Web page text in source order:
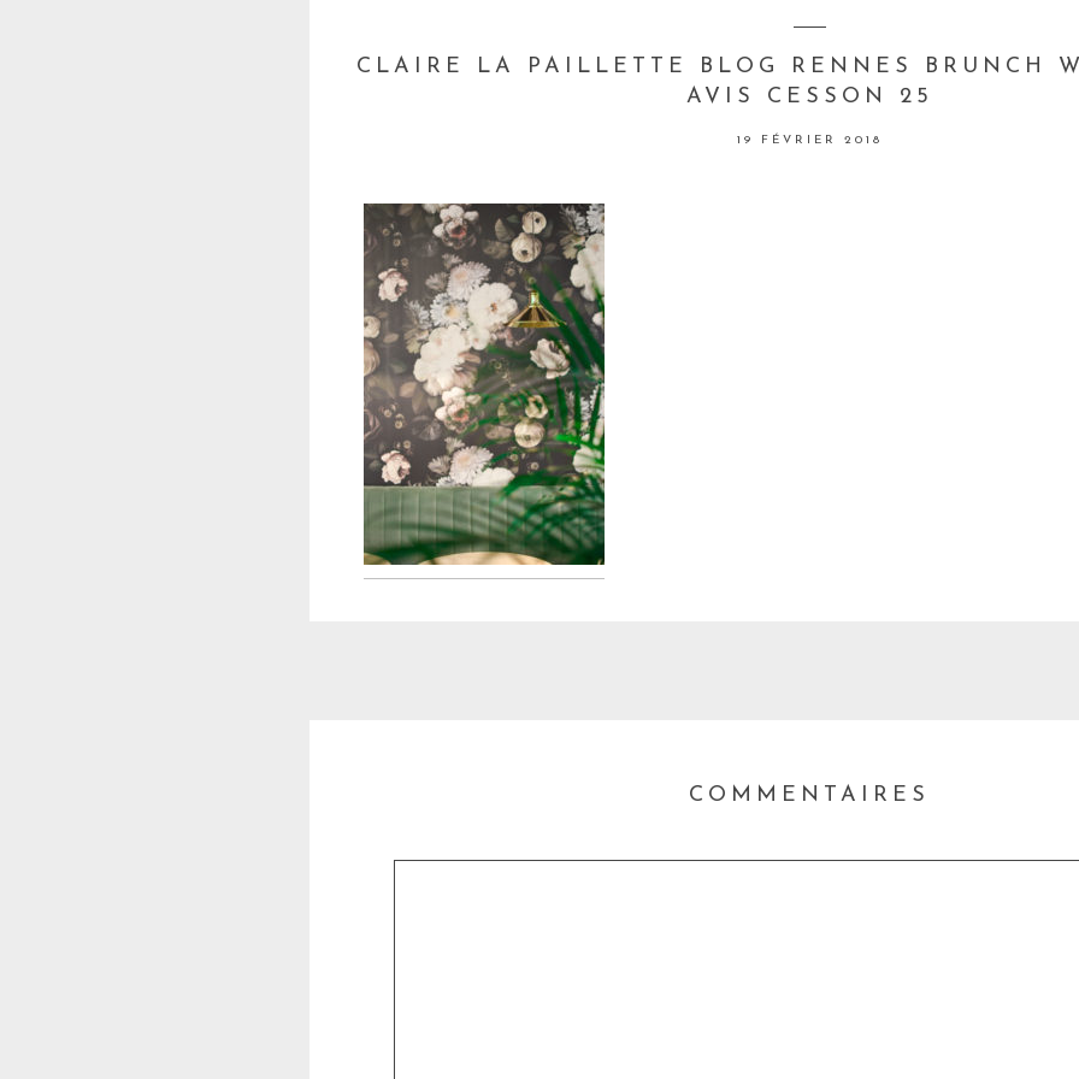
CLAIRE LA PAILLETTE BLOG RENNES BRUNCH
AVIS CESSON 25
19 FÉVRIER 2018
COMMENTAIRES